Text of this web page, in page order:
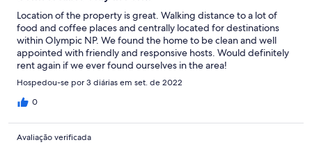
Location of the property is great. Walking distance to a lot of
food and coffee places and centrally located for destinations
within Olympic NP. We found the home to be clean and well
appointed with friendly and responsive hosts. Would definitely
rent again if we ever found ourselves in the area!
Hospedou-se por 3 diárias em set. de 2022
0
Avaliação verificada